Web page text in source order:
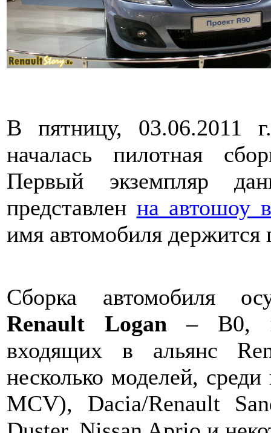
В пятницу, 03.06.2011
началась пилотная
Первый экземпляр
представлен на автошоу
имя автомобиля держится
Сборка автомобиля
Renault Logan– B0, на
входящих в альянс
несколько моделей,
MCV), Dacia/Renault